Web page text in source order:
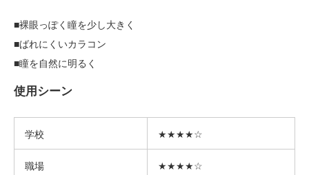
■裸眼っぽく瞳を少し大きく
■ばれにくいカラコン
■瞳を自然に明るく
使用シーン
学校 ★★★★☆
職場 ★★★★☆